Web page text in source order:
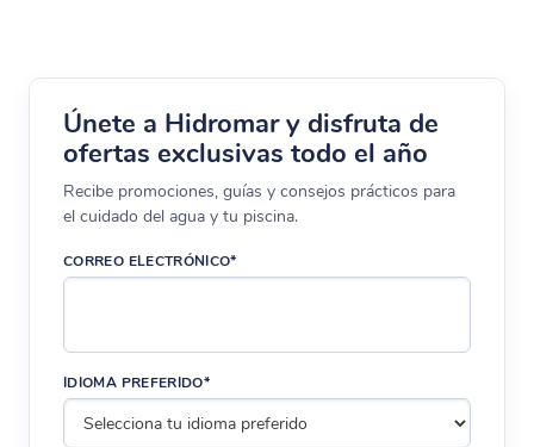
Únete a Hidromar y disfruta de
ofertas exclusivas todo el año
Recibe promociones, guías y consejos prácticos para
el cuidado del agua y tu piscina.
CORREO ELECTRÓNICO*
IDIOMA PREFERIDO*